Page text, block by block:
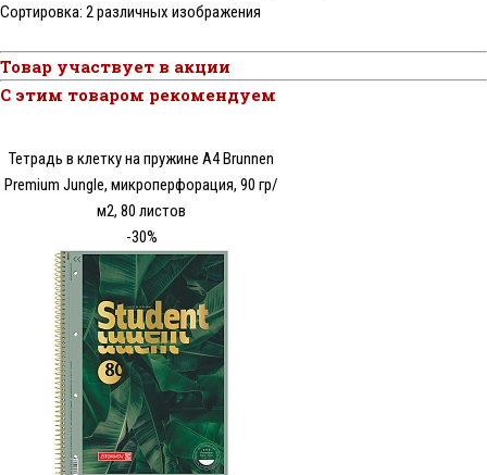
Сортировка: 2 различных изображения
Товар участвует в акции
С этим товаром рекомендуем
Тетрадь в клетку на пружине А4 Brunnen
Premium Jungle, микроперфорация, 90 гр/
м2, 80 листов
-30%